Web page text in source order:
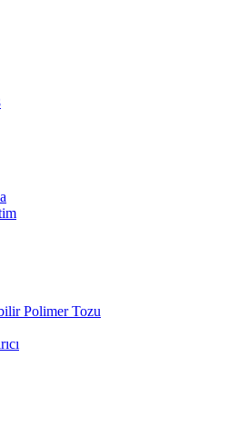
Polimer Tozu